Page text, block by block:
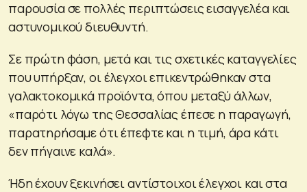
παρουσία σε πολλές περιπτώσεις εισαγγελέα και
αστυνομικού διευθυντή.
Σε πρώτη φάση, μετά και τις σχετικές καταγγελίες
που υπήρξαν, οι έλεγχοι επικεντρώθηκαν στα
γαλακτοκομικά προϊόντα, όπου μεταξύ άλλων,
«παρότι λόγω της Θεσσαλίας έπεσε η παραγωγή,
παρατηρήσαμε ότι έπεφτε και η τιμή, άρα κάτι
δεν πήγαινε καλά».
Ήδη έχουν ξεκινήσει αντίστοιχοι έλεγχοι και στα